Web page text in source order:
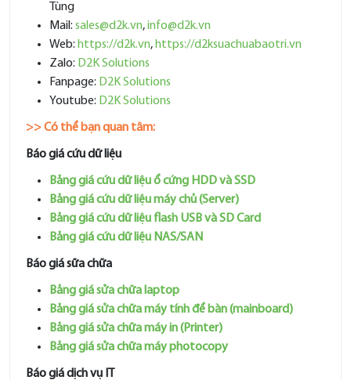
Tùng
Mail: sales@d2k.vn,info@d2k.vn
Web: https://d2k.vn,https://d2ksuachuabaotri.vn
Zalo: D2K Solutions
Fanpage: D2K Solutions
Youtube: D2K Solutions
>> Có thể bạn quan tâm:
Báo giá cứu dữ liệu
Bảng giá cứu dữ liệu ổ cứng HDD và SSD
Bảng giá cứu dữ liệu máy chủ (Server)
Bảng giá cứu dữ liệu flash USB và SD Card
Bảng giá cứu dữ liệu NAS/SAN
Báo giá sữa chữa
Bảng giá sửa chữa laptop
Bảng giá sửa chữa máy tính để bàn (mainboard)
Bảng giá sửa chữa máy in (Printer)
Bảng giá sửa chữa máy photocopy
Báo giá dịch vụ IT